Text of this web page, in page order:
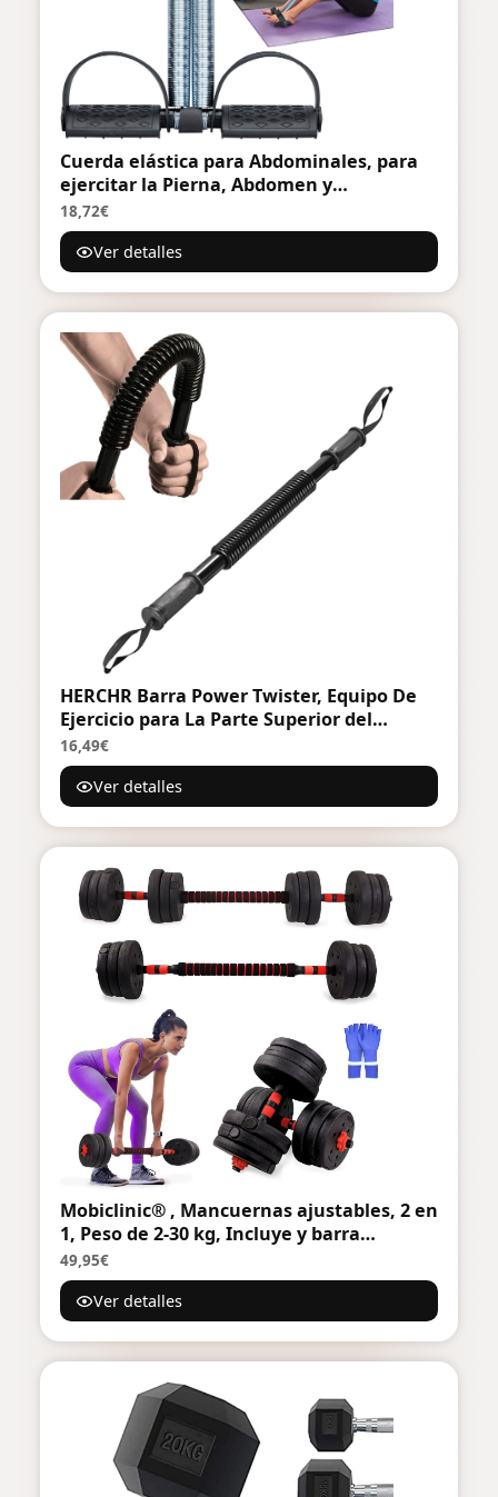
Cuerda elástica para Abdominales, para
ejercitar la Pierna, Abdomen y
Culturismo, para Entrenamiento de Yoga
18,72€
Ver detalles
HERCHR Barra Power Twister, Equipo De
Ejercicio para La Parte Superior del
Cuerpo Resistencia De 44 Libras para
Fortalecimiento del Pecho, Hombros,
Antebrazo, Bíceps Y Brazos
16,49€
Ver detalles
Mobiclinic® , Mancuernas ajustables, 2 en
1, Peso de 2-30 kg, Incluye y barra
extensión acolchada, Tuercas
antideslizantes, Acero resistente, Gym
casa
49,95€
Ver detalles